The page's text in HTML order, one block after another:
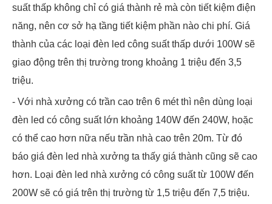
suất thấp không chỉ có giá thành rẻ mà còn tiết kiệm điện
năng, nên cơ sở hạ tầng tiết kiệm phần nào chi phí. Giá
thành của các loại đèn led công suất thấp dưới 100W sẽ
giao động trên thị trường trong khoảng 1 triệu đến 3,5
triệu.
- Với nhà xưởng có trần cao trên 6 mét thì nên dùng loại
đèn led có công suất lớn khoảng 140W đến 240W, hoặc
có thể cao hơn nữa nếu trần nhà cao trên 20m. Từ đó
báo giá đèn led nhà xưởng ta thấy giá thành cũng sẽ cao
hơn. Loại đèn led nhà xưởng có công suất từ 100W đến
200W sẽ có giá trên thị trường từ 1,5 triệu đến 7,5 triệu.